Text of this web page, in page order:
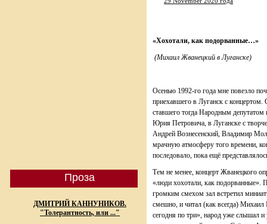
Проза
ДМИТРИЙ КАННУНИКОВ.
"Толерантность, или ..."
«Хохотали, как
(Михаил Жванецкий в Луганске)
Осенью 1992-го года мне повезло
приехавшего в Луганск с
ставшего тогда Народным
Юрия Петровича, в Луганске с
Андрей Вознесенский, Владимир
мрачную атмосферу того времени,
последовало, пока ещё
Тем не менее, концерт Жванецкого
«люди хохотали, как
громким смехом зал встретил
смешно, и читал (как всегда)
сегодня по три», народ уже слышал и